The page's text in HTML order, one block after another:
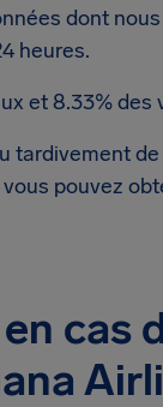
dont
heures.
et 8.33%
tardivement
pouvez
cas